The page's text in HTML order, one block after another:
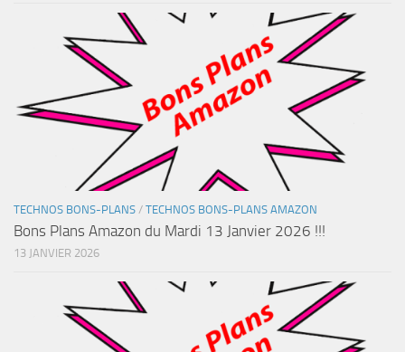
TECHNOS BONS-PLANS / TECHNOS BONS-PLANS AMAZON
Bons Plans Amazon du Mardi 13 Janvier 2026 !!!
13 JANVIER 2026